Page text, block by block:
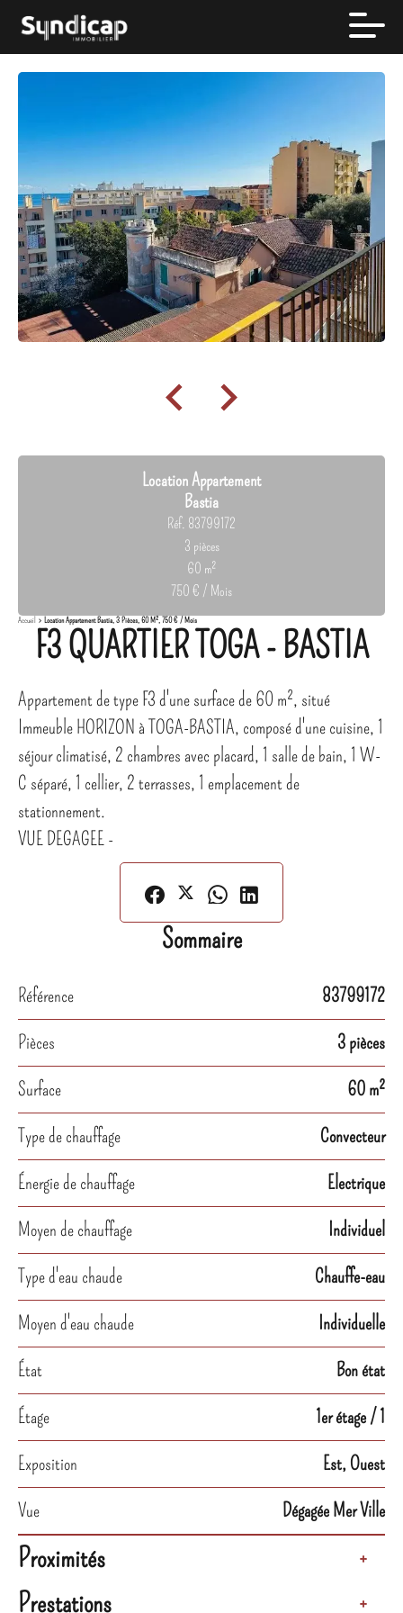
Location Appartement
Bastia
Réf. 83799172
3 pièces
60 m²
750 € / Mois
Accueil Location Appartement Bastia, 3 Pièces, 60 M², 750 € / Mois
F3 QUARTIER TOGA - BASTIA
Appartement de type F3 d'une surface de 60 m², situé
Immeuble HORIZON à TOGA-BASTIA, composé d'une cuisine, 1
séjour climatisé, 2 chambres avec placard, 1 salle de bain, 1 W-
C séparé, 1 cellier, 2 terrasses, 1 emplacement de
stationnement.
VUE DEGAGEE -
Sommaire
Référence
83799172
Pièces
3 pièces
Surface
60 m²
Type de chauffage
Convecteur
Énergie de chauffage
Electrique
Moyen de chauffage
Individuel
Type d'eau chaude
Chauffe-eau
Moyen d'eau chaude
Individuelle
État
Bon état
Étage
1er étage / 1
Exposition
Est, Ouest
Vue
Dégagée Mer Ville
Proximités +
Prestations +